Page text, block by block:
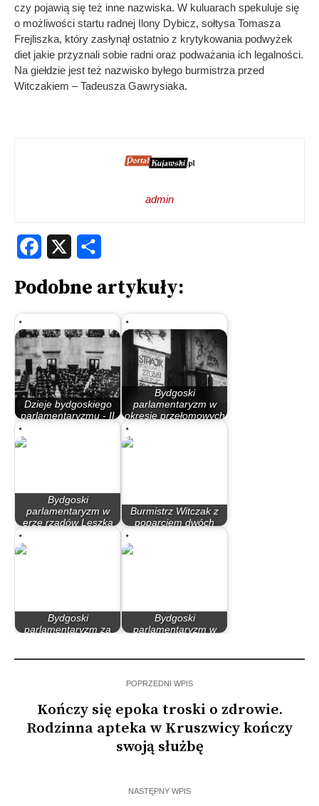
czy pojawią się też inne nazwiska. W kuluarach spekuluje się
o możliwości startu radnej Ilony Dybicz, sołtysa Tomasza
Frejliszka, który zasłynął ostatnio z krytykowania podwyżek
diet jakie przyznali sobie radni oraz podważania ich legalności.
Na giełdzie jest też nazwisko byłego burmistrza przed
Witczakiem – Tadeusza Gawrysiaka.
admin
Facebook
Podobne artykuły:
Dzieje bydgoskiego
parlamentaryzmu - II
Bydgoski
parlamentaryzm w
okresie przełomowych
Bydgoski
parlamentaryzm w
erze rządów Leszka
Burmistrz Witczak z
poparciem dwóch
Bydgoski
parlamentaryzm za
Bydgoski
parlamentaryzm w
POPRZEDNI WPIS
Kończy się epoka troski o zdrowie.
Rodzinna apteka w Kruszwicy kończy
swoją służbę
NASTĘPNY WPIS